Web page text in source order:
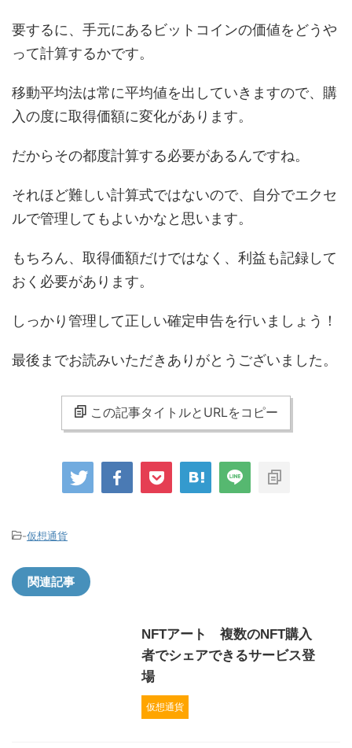
要するに、手元にあるビットコインの価値をどうや
って計算するかです。
移動平均法は常に平均値を出していきますので、購
入の度に取得価額に変化があります。
だからその都度計算する必要があるんですね。
それほど難しい計算式ではないので、自分でエクセ
ルで管理してもよいかなと思います。
もちろん、取得価額だけではなく、利益も記録して
おく必要があります。
しっかり管理して正しい確定申告を行いましょう！
最後までお読みいただきありがとうございました。
この記事タイトルとURLをコピー
-仮想通貨
関連記事
NFTアート 複数のNFT購入
者でシェアできるサービス登
場
仮想通貨